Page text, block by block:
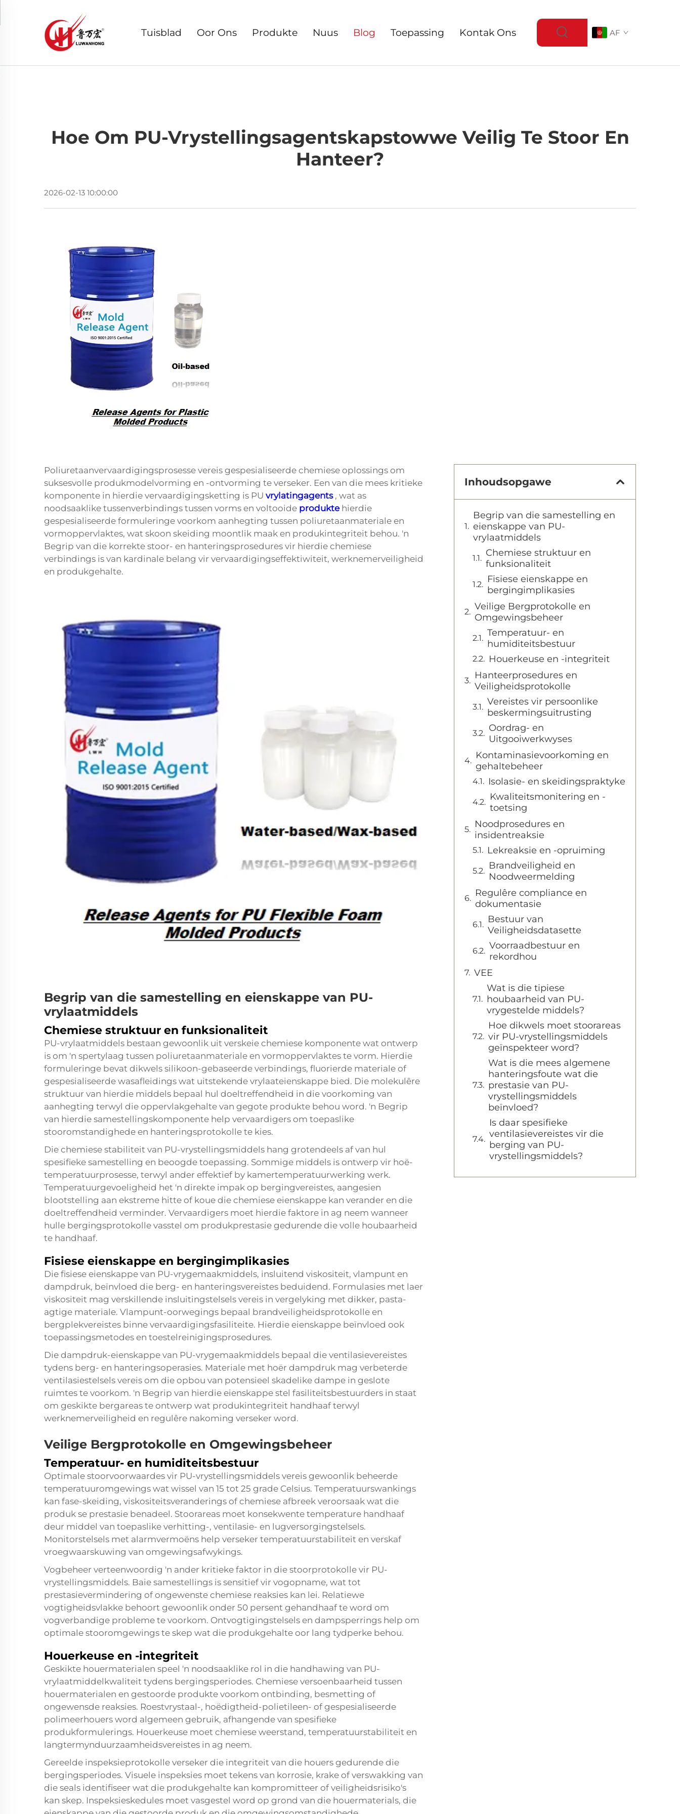
Tuisblad Oor Ons Produkte Nuus Blog Toepassing Kontak Ons AF
Hoe Om PU-Vrystellingsagentskapstowwe Veilig Te Stoor En
Hanteer?
2026-02-13 10:00:00
Poliuretaanvervaardigingsprosesse vereis gespesialiseerde chemiese oplossings om
suksesvolle produkmodelvorming en -ontvorming te verseker. Een van die mees kritieke
komponente in hierdie vervaardigingsketting is PU vrylatingagents , wat as
noodsaaklike tussenverbindings tussen vorms en voltooide produkte hierdie
gespesialiseerde formuleringe voorkom aanhegting tussen poliuretaanmateriale en
vormoppervlaktes, wat skoon skeiding moontlik maak en produkintegriteit behou. 'n
Begrip van die korrekte stoor- en hanteringsprosedures vir hierdie chemiese
verbindings is van kardinale belang vir vervaardigingseffektiwiteit, werknemerveiligheid
en produkgehalte.
Begrip van die samestelling en eienskappe van PU-
vrylaatmiddels
Chemiese struktuur en funksionaliteit
PU-vrylaatmiddels bestaan gewoonlik uit verskeie chemiese komponente wat ontwerp
is om 'n spertylaag tussen poliuretaanmateriale en vormoppervlaktes te vorm. Hierdie
formuleringe bevat dikwels silikoon-gebaseerde verbindings, fluorierde materiale of
gespesialiseerde wasafleidings wat uitstekende vrylaateienskappe bied. Die molekulêre
struktuur van hierdie middels bepaal hul doeltreffendheid in die voorkoming van
aanhegting terwyl die oppervlakgehalte van gegote produkte behou word. 'n Begrip
van hierdie samestellingskomponente help vervaardigers om toepaslike
stooromstandighede en hanteringsprotokolle te kies.
Die chemiese stabiliteit van PU-vrystellingsmiddels hang grotendeels af van hul
spesifieke samestelling en beoogde toepassing. Sommige middels is ontwerp vir hoë-
temperatuurprosesse, terwyl ander effektief by kamertemperatuurwerking werk.
Temperatuurgevoeligheid het 'n direkte impak op bergingvereistes, aangesien
blootstelling aan ekstreme hitte of koue die chemiese eienskappe kan verander en die
doeltreffendheid verminder. Vervaardigers moet hierdie faktore in ag neem wanneer
hulle bergingsprotokolle vasstel om produkprestasie gedurende die volle houbaarheid
te handhaaf.
Fisiese eienskappe en bergingimplikasies
Die fisiese eienskappe van PU-vrygemaakmiddels, insluitend viskositeit, vlampunt en
dampdruk, beïnvloed die berg- en hanteringsvereistes beduidend. Formulasies met laer
viskositeit mag verskillende insluitingstelsels vereis in vergelyking met dikker, pasta-
agtige materiale. Vlampunt-oorwegings bepaal brandveiligheidsprotokolle en
bergplekvereistes binne vervaardigingsfasiliteite. Hierdie eienskappe beïnvloed ook
toepassingsmetodes en toestelreinigingsprosedures.
Die dampdruk-eienskappe van PU-vrygemaakmiddels bepaal die ventilasievereistes
tydens berg- en hanteringsoperasies. Materiale met hoër dampdruk mag verbeterde
ventilasiestelsels vereis om die opbou van potensieel skadelike dampe in geslote
ruimtes te voorkom. 'n Begrip van hierdie eienskappe stel fasiliteitsbestuurders in staat
om geskikte bergareas te ontwerp wat produkintegriteit handhaaf terwyl
werknemerveiligheid en regulêre nakoming verseker word.
Veilige Bergprotokolle en Omgewingsbeheer
Temperatuur- en humiditeitsbestuur
Optimale stoorvoorwaardes vir PU-vrystellingsmiddels vereis gewoonlik beheerde
temperatuuromgewings wat wissel van 15 tot 25 grade Celsius. Temperatuurswankings
kan fase-skeiding, viskositeitsveranderings of chemiese afbreek veroorsaak wat die
produk se prestasie benadeel. Stoorareas moet konsekwente temperature handhaaf
deur middel van toepaslike verhitting-, ventilasie- en lugversorgingstelsels.
Monitorstelsels met alarmvermoëns help verseker temperatuurstabiliteit en verskaf
vroegwaarskuwing van omgewingsafwykings.
Vogbeheer verteenwoordig 'n ander kritieke faktor in die stoorprotokolle vir PU-
vrystellingsmiddels. Baie samestellings is sensitief vir vogopname, wat tot
prestasievermindering of ongewenste chemiese reaksies kan lei. Relatiewe
vogtigheidsvlakke behoort gewoonlik onder 50 persent gehandhaaf te word om
vogverbandige probleme te voorkom. Ontvogtigingstelsels en dampsperrings help om
optimale stooromgewings te skep wat die produkgehalte oor lang tydperke behou.
Houerkeuse en -integriteit
Geskikte houermaterialen speel 'n noodsaaklike rol in die handhawing van PU-
vrylaatmiddelkwaliteit tydens bergingsperiodes. Chemiese versoenbaarheid tussen
houermaterialen en gestoorde produkte voorkom ontbinding, besmetting of
ongewensde reaksies. Roestvrystaal-, hoëdigtheid-polietileen- of gespesialiseerde
polimeerhouers word algemeen gebruik, afhangende van spesifieke
produkformulerings. Houerkeuse moet chemiese weerstand, temperatuurstabiliteit en
langtermynduurzaamheidsvereistes in ag neem.
Gereelde inspeksieprotokolle verseker die integriteit van die houers gedurende die
bergingsperiodes. Visuele inspeksies moet tekens van korrosie, krake of verswakking van
die seals identifiseer wat die produkgehalte kan kompromitteer of veiligheidsrisiko's
kan skep. Inspeksieskedules moet vasgestel word op grond van die houermaterials, die
Inhoudsopgawe
Begrip van die samestelling en
eienskappe van PU-
vrylaatmiddels
Chemiese struktuur en
funksionaliteit
Fisiese eienskappe en
bergingimplikasies
Veilige Bergprotokolle en
Omgewingsbeheer
Temperatuur- en
humiditeitsbestuur
Houerkeuse en -integriteit
Hanteerprosedures en
Veiligheidsprotokolle
Vereistes vir persoonlike
beskermingsuitrusting
Oordrag- en
Uitgooiwerkwyses
Kontaminasievoorkoming en
gehaltebeheer
Isolasie- en skeidingspraktyke
Kwaliteitsmonitering en -
toetsing
Noodprosedures en
insidentreaksie
Lekreaksie en -opruiming
Brandveiligheid en
Noodweermelding
Regulêre compliance en
dokumentasie
Bestuur van
Veiligheidsdatasette
Voorraadbestuur en
rekordhou
VEE
Wat is die tipiese
houbaarheid van PU-
vrygestelde middels?
Hoe dikwels moet stoorareas
vir PU-vrystellingsmiddels
geïnspekteer word?
Wat is die mees algemene
hanteringsfoute wat die
prestasie van PU-
vrystellingsmiddels
beïnvloed?
Is daar spesifieke
ventilasievereistes vir die
berging van PU-
vrystellingsmiddels?